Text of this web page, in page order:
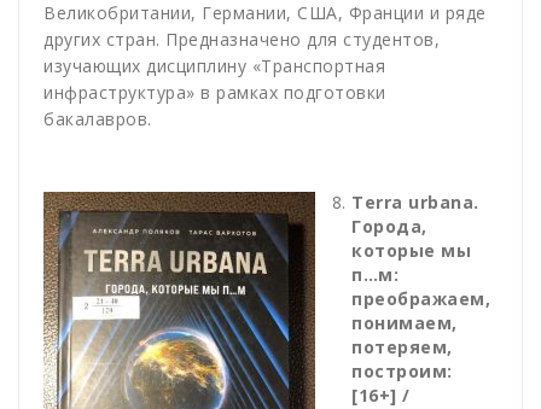
Великобритании, Германии, США, Франции и ряде
других стран. Предназначено для студентов,
изучающих дисциплину «Транспортная
инфраструктура» в рамках подготовки
бакалавров.
Terra urbana.
Города,
которые мы
п…м:
преображаем,
понимаем,
потеряем,
построим:
[16+] /